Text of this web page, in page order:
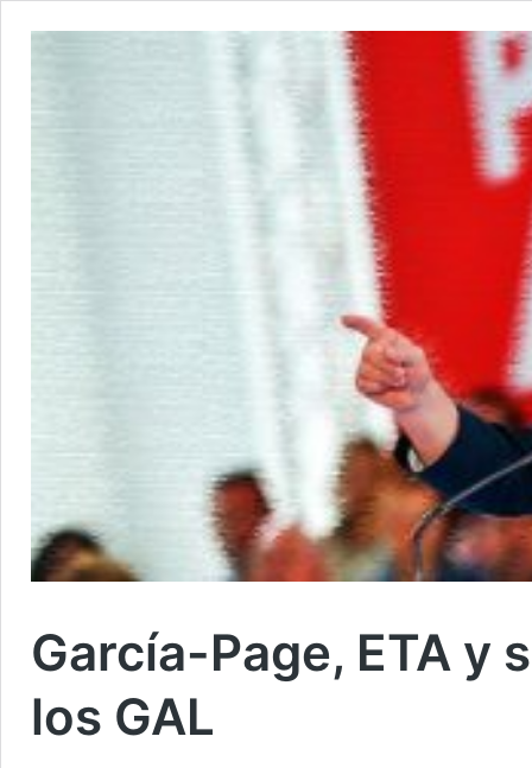
García-Page, ETA y
los GAL